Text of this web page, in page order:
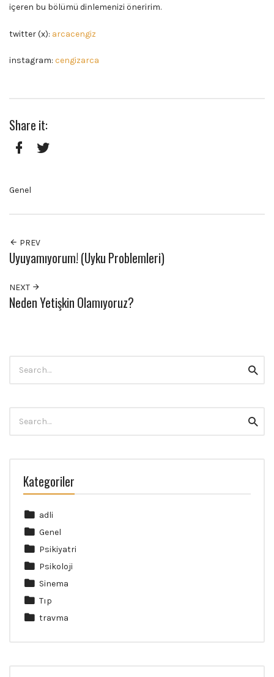
içeren bu bölümü dinlemenizi öneririm.
twitter (x): arcacengiz
instagram: cengizarca
Share it:
Genel
PREV
Uyuyamıyorum! (Uyku Problemleri)
NEXT
Neden Yetişkin Olamıyoruz?
for:
for:
Kategoriler
adli
Genel
Psikiyatri
Psikoloji
Sinema
Tıp
travma